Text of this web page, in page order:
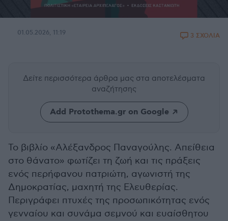
01.05.2026, 11:19 3 ΣΧΟΛΙΑ
Δείτε περισσότερα άρθρα μας στα αποτελέσματα
αναζήτησης
Add Protothema.gr on Google
Το βιβλίο «Αλέξανδρος Παναγούλης. Απείθεια
στο θάνατο» φωτίζει τη ζωή και τις πράξεις
ενός περήφανου πατριώτη, αγωνιστή της
Δημοκρατίας, μαχητή της Ελευθερίας.
Περιγράφει πτυχές της προσωπικότητας ενός
γενναίου και συνάμα σεμνού και ευαίσθητου